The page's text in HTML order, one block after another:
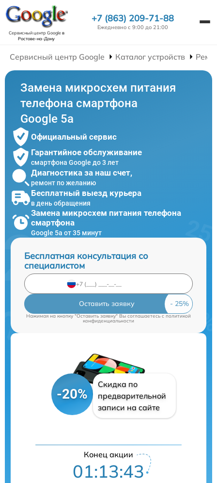
Сервисный центр Googleв
Ростове-на-Дону
+7 (863) 209-71-88
Ежедневно с 9:00 до 21:00
Сервисный центр Google Каталог устройств
Замена микросхем питания
телефона смартфона
Google 5a
Официальный сервис
Гарантийное обслуживание
смартфона Google до 3 лет
Диагностика за наш счет,
ремонт по желанию
Бесплатный выезд курьера
в день обращения
Замена микросхем питания телефона
смартфона
Google 5a от 35 минут
Бесплатная консультация со
специалистом
Оставить заявку
Нажимая на кнопку "Оставить заявку" Вы соглашаетесь c политикой
конфиденциальности
-20%
Скидка по
предварительной
записи на сайте
Конец акции
01:13:42